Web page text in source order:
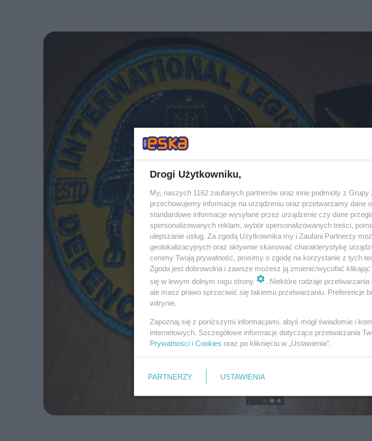
Drogi Użytkowniku,
My, naszych 1162 zaufanych partnerów oraz inne podmioty z
przechowujemy informacje na urządzeniu oraz przetwarzamy dane
standardowe informacje wysyłane przez urządzenie czy dane
spersonalizowanych reklam, wybór spersonalizowanych treści,
ulepszanie usług. Za zgodą Użytkownika my i Zaufani Partnerzy
geolokalizacyjnych oraz aktywnie skanować charakterystykę
cenimy Twoją prywatność, prosimy o zgodę na korzystanie z tych
Zgoda jest dobrowolna i zawsze możesz ją zmienić/wycofać
się w lewym dolnym rogu strony
. Niektóre rodzaje
ale masz prawo sprzeciwić się takiemu przetwarzaniu. Preferencje
witrynie.
Zapoznaj się z poniższymi informacjami, abyś mógł świadomie i
internetowych. Szczegółowe informacje dotyczące przetwarzania
Prywatności i Cookies oraz po kliknięciu w „Ustawienia”.
PARTNERZY USTAWIENIA